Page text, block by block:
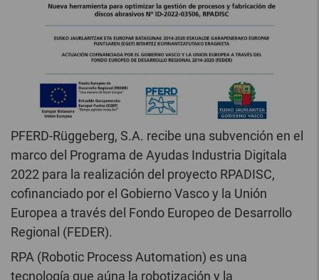
PFERD-Rüggeberg, S.A. recibe una subvención en el
marco del Programa de Ayudas Industria Digitala
2022 para la realización del proyecto RPADISC,
cofinanciado por el Gobierno Vasco y la Unión
Europea a través del Fondo Europeo de Desarrollo
Regional (FEDER).
RPA (Robotic Process Automation) es una
tecnología que aúna la robotización y la